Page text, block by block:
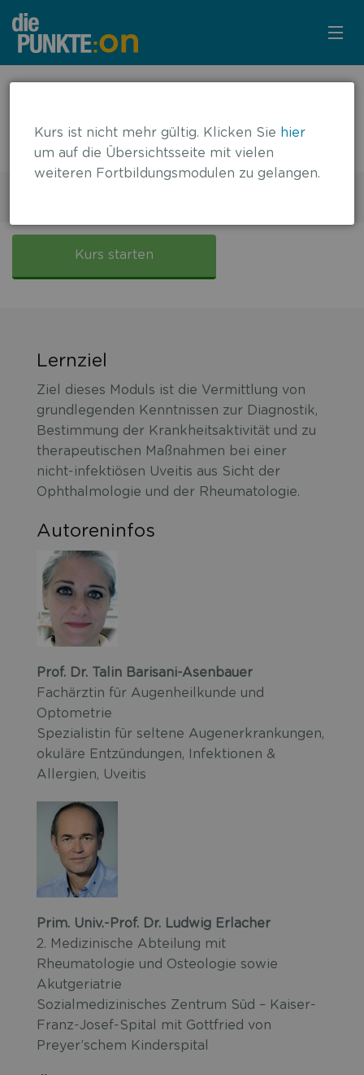
KURSÜBERSICHT
LOGIN
KOSTENLOS ANMELDEN
Diagnostik und Therapie der
nichtinfektiösen Uveitis
Diagnostik
Kurs starten
Lernziel
Ziel dieses Moduls ist die Vermittlung von
grundlegenden Kenntnissen zur Diagnostik,
Bestimmung der Krankheitsaktivität und zu
therapeutischen Maßnahmen bei einer
nicht-infektiösen Uveitis aus Sicht der
Ophthalmologie und der Rheumatologie.
Autoreninfos
Prof. Dr. Talin Barisani-Asenbauer
Fachärztin für Augenheilkunde und
Optometrie
Spezialistin für seltene Augenerkrankungen,
okuläre Entzündungen, Infektionen &
Allergien, Uveitis
Prim. Univ.-Prof. Dr. Ludwig Erlacher
2. Medizinische Abteilung mit
Rheumatologie und Osteologie sowie
Akutgeriatrie
Sozialmedizinisches Zentrum Süd – Kaiser-
Franz-Josef-Spital mit Gottfried von
Preyer’schem Kinderspital
Kurs ist nicht mehr gültig. Klicken Sie hier
um auf die Übersichtsseite mit vielen
weiteren Fortbildungsmodulen zu gelangen.